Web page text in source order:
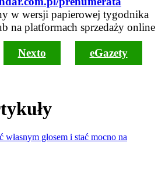
w wersji papierowej tygodnika
na platformach sprzedaży online
Nexto eGazety
głosem i stać mocno na